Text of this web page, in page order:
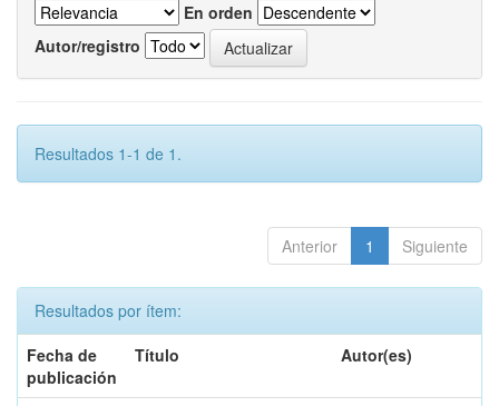
En orden
Autor/registro
Resultados 1-1 de 1.
Anterior 1 Siguiente
Resultados por ítem:
Fecha de
publicación
Título Autor(es)